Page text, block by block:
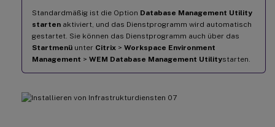
Standardmäßig ist die Option Database Management Utility
starten aktiviert, und das Dienstprogramm wird automatisch
gestartet. Sie können das Dienstprogramm auch über das
Startmenü unter Citrix > Workspace Environment
Management > WEM Database Management Utilitystarten.